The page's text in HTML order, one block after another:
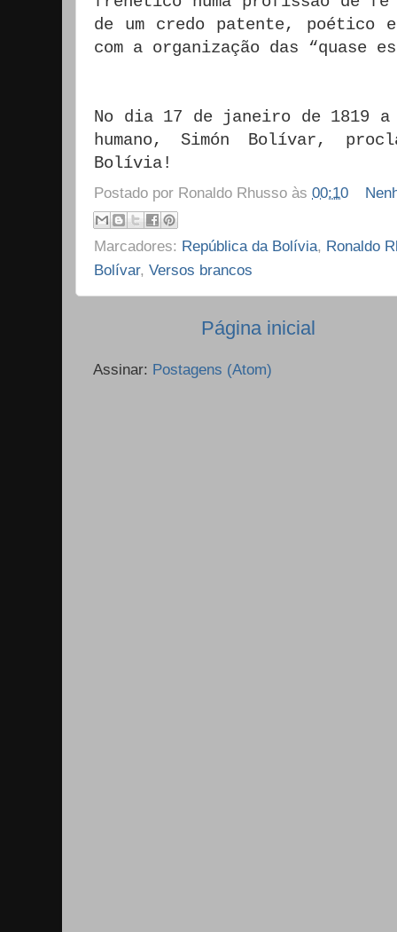
de um credo patente, poético
com a organização das “quase
No dia 17 de janeiro de 1819
humano, Simón Bolívar,
Bolívia!
Postado por Ronaldo Rhusso às 00:10
Marcadores: República da Bolívia, Ronaldo
Bolívar, Versos brancos
Página inicial
Assinar: Postagens (Atom)